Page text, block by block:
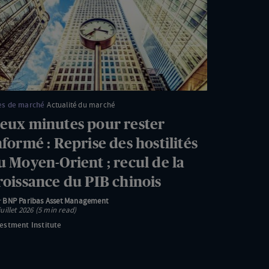
de marché Actualité du marché
minutes pour rester
: Reprise des hostilités
Moyen-Orient ; recul de la
du PIB chinois
BNP Paribas Asset Management
2026 (5 min read)
Institute